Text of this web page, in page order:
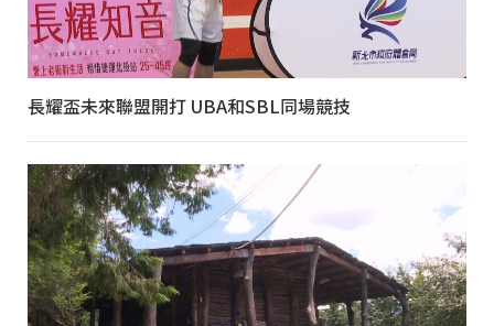
長耀盃未來聯盟開打 UBA和SBL同場競技